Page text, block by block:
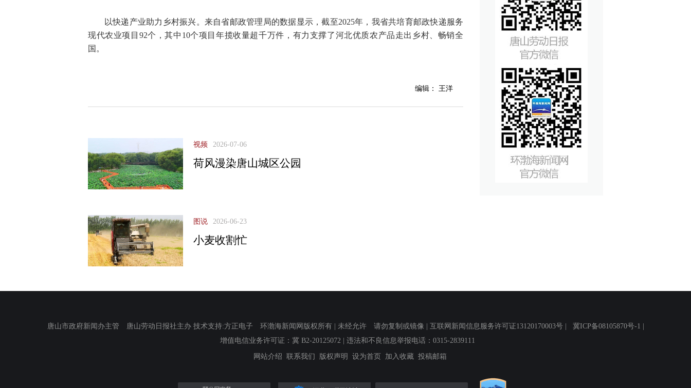
以快递产业助力乡村振兴。来自省邮政管理局的数据显示，截至2025年，我省共培育邮政快递服务
现代农业项目92个，其中10个项目年揽收量超千万件，有力支撑了河北优质农产品走出乡村、畅销全
国。
编辑： 王洋
视频 2026-07-06
荷风漫染唐山城区公园
图说 2026-06-23
小麦收割忙
唐山市政府新闻办主管 唐山劳动日报社主办 技术支持:方正电子 环渤海新闻网版权所有 | 未经允许 请勿复制或镜像 | 互联网新闻信息服务许可证13120170003号 | 冀ICP备08105870号-1
增值电信业务许可证：冀 B2-20125072 | 违法和不良信息举报电话：0315-2839111
网站介绍 联系我们 版权声明 设为首页 加入收藏 投稿邮箱